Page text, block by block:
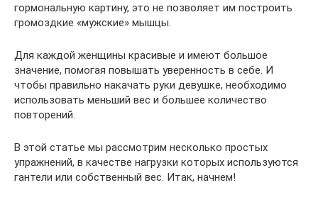
гормональную картину, это не позволяет им построить
громоздкие «мужские» мышцы.
Для каждой женщины красивые и имеют большое
значение, помогая повышать уверенность в себе. И
чтобы правильно накачать руки девушке, необходимо
использовать меньший вес и большее количество
повторений.
В этой статье мы рассмотрим несколько простых
упражнений, в качестве нагрузки которых используются
гантели или собственный вес. Итак, начнем!